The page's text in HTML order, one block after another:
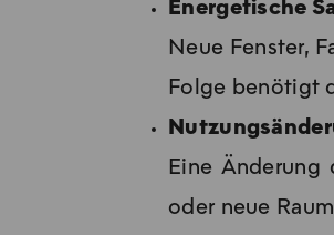
Energetische
Neue Fenster,
Folge benötigt
Eine
oder neue